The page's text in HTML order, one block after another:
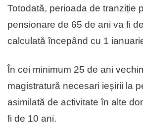
Totodată, perioada de tranziție
pensionare de 65 de ani va fi
calculată începând cu 1
În cei minimum 25 de ani
magistratură necesari ieșirii la
asimilată de activitate în alte
fi de 10 ani.